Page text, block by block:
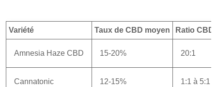
Variété Taux de CBD moyen Ratio
Amnesia Haze CBD 15-20% 20:1
Cannatonic 12-15% 1:1 à 5:1